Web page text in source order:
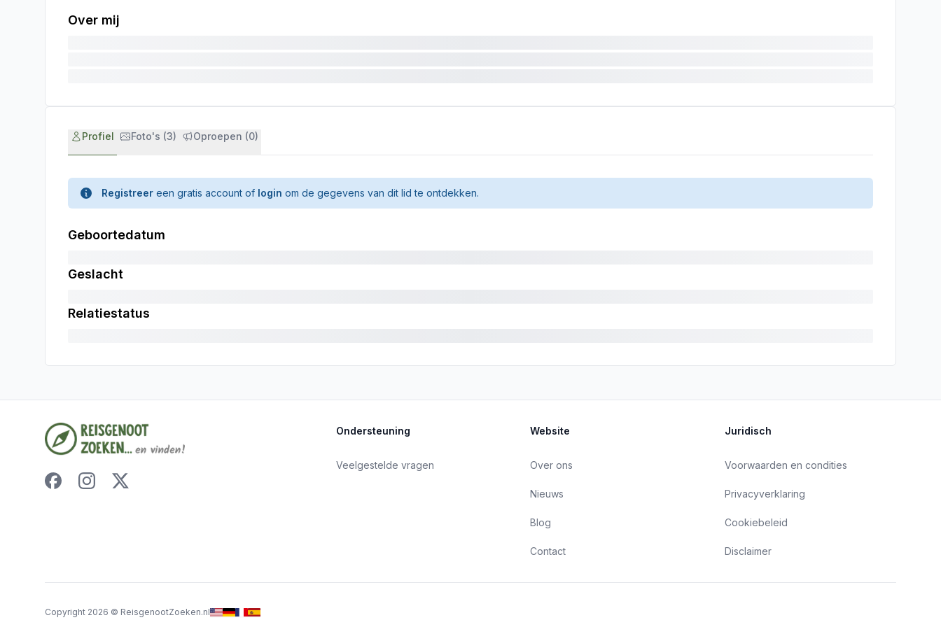
Over mij
Profiel Foto's (3) Oproepen (0)
Registreer een gratis account of login om de gegevens van dit lid te ontdekken.
Geboortedatum
Geslacht
Relatiestatus
Ondersteuning
Veelgestelde vragen
Website
Over ons
Nieuws
Blog
Contact
Juridisch
Voorwaarden en condities
Privacyverklaring
Cookiebeleid
Disclaimer
Copyright 2026 © ReisgenootZoeken.nl